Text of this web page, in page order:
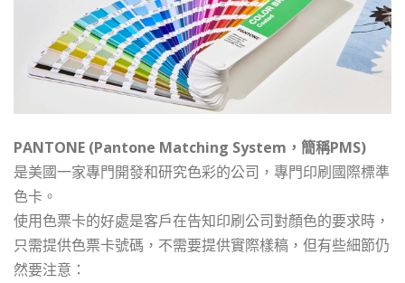
PANTONE (Pantone Matching System，簡稱PMS)
是美國一家專門開發和研究色彩的公司，專門印刷國際標準
色卡。
使用色票卡的好處是客戶在告知印刷公司對顏色的要求時，
只需提供色票卡號碼，不需要提供實際樣稿，但有些細節仍
然要注意：